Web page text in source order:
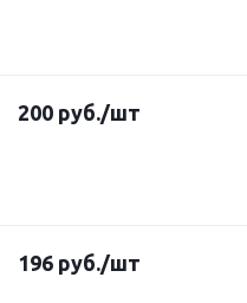
200руб./шт
196руб./шт